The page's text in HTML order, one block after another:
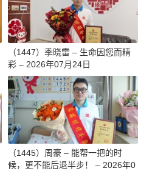
（1447）季晓雷 – 生命因您而精
彩 – 2026年07月24日
（1445）周豪 – 能帮一把的时
候，更不能后退半步！ – 2026年0